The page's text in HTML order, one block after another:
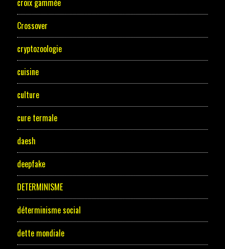
croix gammée
Crossover
cryptozoologie
cuisine
culture
cure termale
daesh
deepfake
DETERMINISME
déterminisme social
dette mondiale